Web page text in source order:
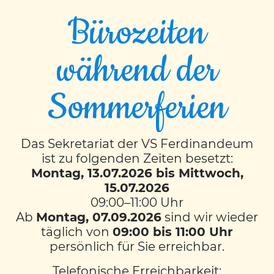
5:0 für uns Superbären
(und das im Fach
Mathematik!!)
Ihr möchtet wissen was passiert ist?
Ooooooooh, haltet euch fest!
Wir legten im Fach Mathematik mit
unseren blauen Plättchen bestimmte
Figuren nach. Mit jeder Übung wurde das
Bürozeiten
während der
Sommerferien
Das Sekretariat der VS Ferdinandeum
ist zu folgenden Zeiten besetzt:
Montag, 13.07.2026 bis Mittwoch,
15.07.2026
09:00–11:00 Uhr
Ab Montag, 07.09.2026 sind wir wieder
täglich von 09:00 bis 11:00 Uhr
persönlich für Sie erreichbar.
Telefonische Erreichbarkeit: